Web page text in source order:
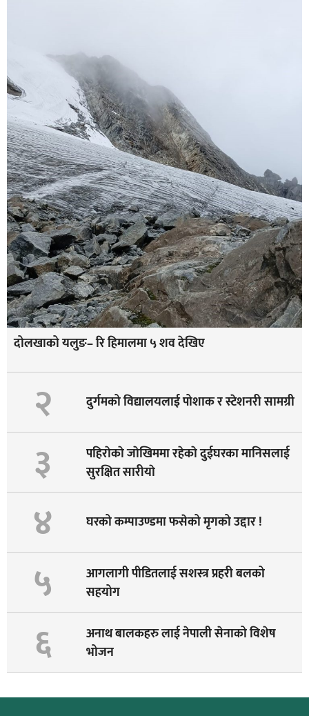
दोलखाको यलुङ– रि हिमालमा ५ शव देखिए
२ दुर्गमको विद्यालयलाई पोशाक र स्टेशनरी सामग्री
३
पहिराेकाे जाेखिममा रहेकाे दुईघरका मानिसलाई
सुरक्षित सारीयाे
४ घरको कम्पाउण्डमा फसेको मृगको उद्दार !
५
आगलागी पीडितलाई सशस्त्र प्रहरी बलको
सहयोग
६
अनाथ बालकहरु लाई नेपाली सेनाको विशेष
भोजन